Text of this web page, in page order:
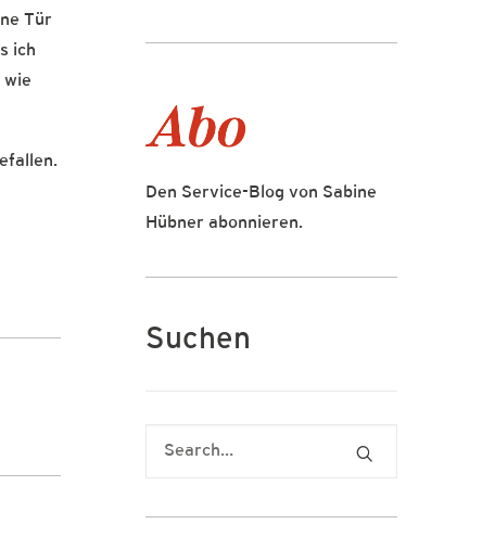
Tür
ich
wie
Den Service-Blog von Sabine
Hübner abonnieren.
Suchen